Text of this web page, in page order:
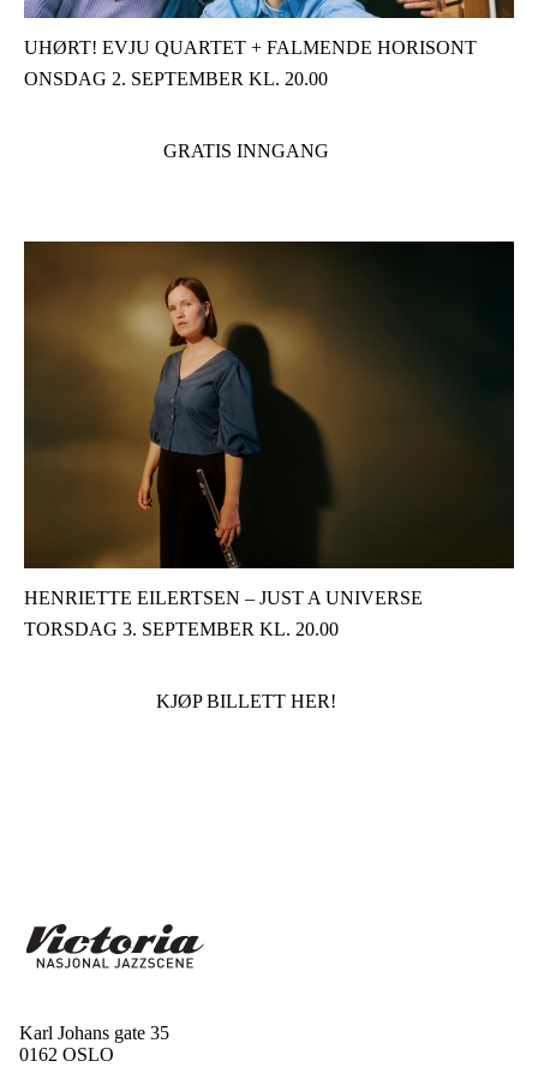
UHØRT! EVJU QUARTET + FALMENDE HORISONT
ONSDAG 2. SEPTEMBER KL. 20.00
GRATIS INNGANG
­HENRIETTE EILERTSEN – JUST A UNIVERSE­
TORSDAG 3. SEPTEMBER KL. 20.00
KJØP BILLETT HER!
Karl Johans gate 35
0162 OSLO